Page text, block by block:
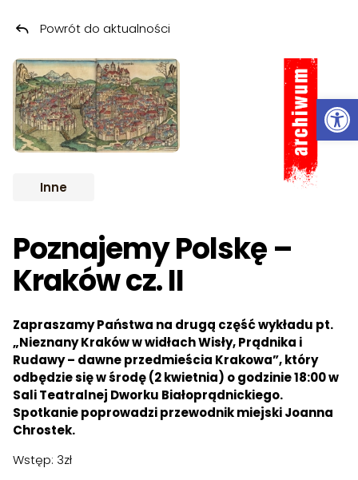
Przeskocz do treści
ARCHIWUM
Inne
Poznajemy Polskę –
Kraków cz. II
Powrót do aktualności
Zapraszamy Państwa na drugą część wykładu pt.
„Nieznany Kraków w widłach Wisły, Prądnika i
Rudawy – dawne przedmieścia Krakowa”, który
odbędzie się w środę (2 kwietnia) o godzinie 18:00 w
Sali Teatralnej Dworku Białoprądnickiego.
Spotkanie poprowadzi przewodnik miejski Joanna
Chrostek.
Wstęp: 3zł